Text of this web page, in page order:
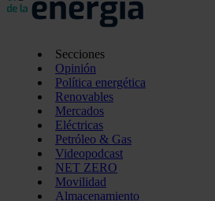
Secciones
Opinión
Política energética
Renovables
Mercados
Eléctricas
Petróleo & Gas
Videopodcast
NET ZERO
Movilidad
Almacenamiento